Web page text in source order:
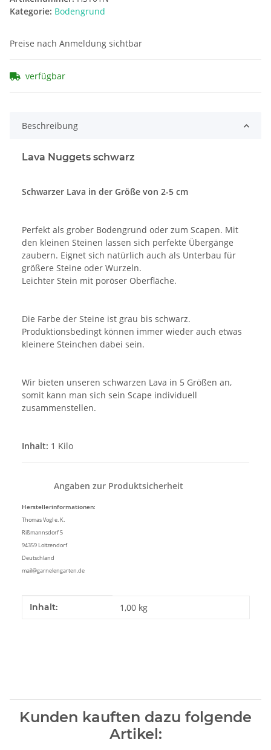
Kategorie: Bodengrund
Preise nach Anmeldung sichtbar
verfügbar
Beschreibung
Lava Nuggets schwarz
Schwarzer Lava in der Größe von 2-5 cm
Perfekt als grober Bodengrund oder zum Scapen. Mit
den kleinen Steinen lassen sich perfekte Übergänge
zaubern. Eignet sich natürlich auch als Unterbau für
größere Steine oder Wurzeln.
Leichter Stein mit poröser Oberfläche.
Die Farbe der Steine ist grau bis schwarz.
Produktionsbedingt können immer wieder auch etwas
kleinere Steinchen dabei sein.
Wir bieten unseren schwarzen Lava in 5 Größen an,
somit kann man sich sein Scape individuell
zusammenstellen.
Inhalt: 1 Kilo
Angaben zur Produktsicherheit
Herstellerinformationen:
Thomas Vogl e. K.
Rißmannsdorf 5
94359 Loitzendorf
Deutschland
mail@garnelengarten.de
Produkteigenschaft
Wert
Inhalt: 1,00 kg
Kunden kauften dazu folgende
Artikel: